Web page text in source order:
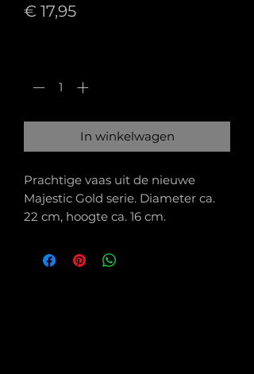
€ 17,95Prijs
In winkelwagen
Prachtige vaas uit de nieuwe
Majestic Gold serie. Diameter ca.
22 cm, hoogte ca. 16 cm.